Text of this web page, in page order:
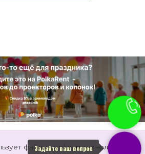
Задайте ваш вопрос
файлы cookie и технологии